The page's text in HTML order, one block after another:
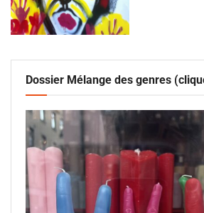
Dossier Mélange des genres